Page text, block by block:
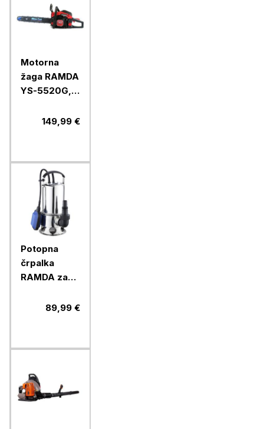
Motorna
žaga RAMDA
YS-5520G,
149,99 €
Potopna
črpalka
RAMDA za
vodo, 1100
89,99 €